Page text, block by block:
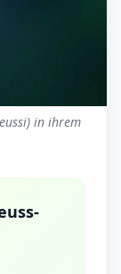
in ihrem